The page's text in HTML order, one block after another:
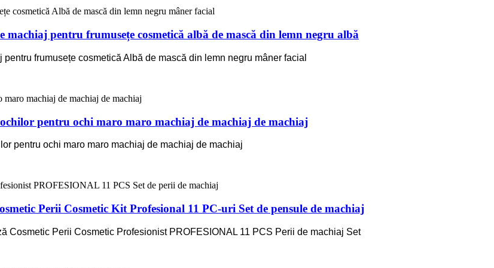
machiaj pentru frumusețe cosmetică albă de mască din lemn negru albă
frumusețe cosmetică Albă de mască din lemn negru mâner facial
pentru ochi maro maro machiaj de machiaj de machiaj
pentru ochi maro maro machiaj de machiaj de machiaj
Perii Cosmetic Kit Profesional 11 PC-uri Set de pensule de machiaj
Cosmetic Perii Cosmetic Profesionist PROFESIONAL 11 PCS Perii de machiaj Set